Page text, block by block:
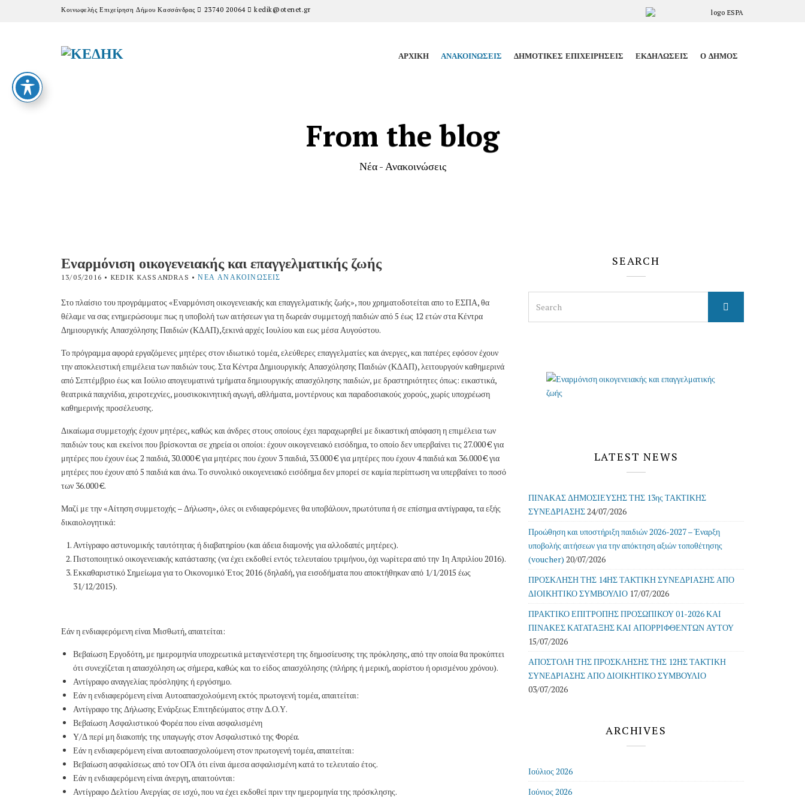
Κοινωφελής Επιχείρηση Δήμου Κασσάνδρας 23740 20064 kedik@otenet.gr
ΑΡΧΙΚΉ ΑΝΑΚΟΙΝΏΣΕΙΣ ΔΗΜΟΤΙΚΈΣ ΕΠΙΧΕΙΡΉΣΕΙΣ ΕΚΔΗΛΏΣΕΙΣ Ο ΔΉΜΟΣ
From the blog
Νέα - Ανακοινώσεις
Εναρμόνιση οικογενειακής και επαγγελματικής ζωής
13/05/2016 • KEDIK KASSANDRAS •ΝΈΑ ΑΝΑΚΟΙΝΏΣΕΙΣ
Στο πλαίσιο του προγράμματος «Εναρμόνιση οικογενειακής και επαγγελματικής ζωής», που χρηματοδοτείται απο το ΕΣΠΑ, θα
θέλαμε να σας ενημερώσουμε πως η υποβολή των αιτήσεων για τη δωρεάν συμμετοχή παιδιών από 5 έως 12 ετών στα Κέντρα
Δημιουργικής Απασχόλησης Παιδιών (ΚΔΑΠ),ξεκινά αρχές Ιουλίου και εως μέσα Αυγούστου.
Το πρόγραμμα αφορά εργαζόμενες μητέρες στον ιδιωτικό τομέα, ελεύθερες επαγγελματίες και άνεργες, και πατέρες εφόσον έχουν
την αποκλειστική επιμέλεια των παιδιών τους. Στα Κέντρα Δημιουργικής Απασχόλησης Παιδιών (ΚΔΑΠ), λειτουργούν καθημερινά
από Σεπτέμβριο έως και Ιούλιο απογευματινά τμήματα δημιουργικής απασχόλησης παιδιών, με δραστηριότητες όπως: εικαστικά,
θεατρικά παιχνίδια, χειροτεχνίες, μουσικοκινητική αγωγή, αθλήματα, μοντέρνους και παραδοσιακούς χορούς, χωρίς υποχρέωση
καθημερινής προσέλευσης.
Δικαίωμα συμμετοχής έχουν μητέρες, καθώς και άνδρες στους οποίους έχει παραχωρηθεί με δικαστική απόφαση η επιμέλεια των
παιδιών τους και εκείνοι που βρίσκονται σε χηρεία οι οποίοι: έχουν οικογενειακό εισόδημα, το οποίο δεν υπερβαίνει τις 27.000 € για
μητέρες που έχουν έως 2 παιδιά, 30.000 € για μητέρες που έχουν 3 παιδιά, 33.000 € για μητέρες που έχουν 4 παιδιά και 36.000 € για
μητέρες που έχουν από 5 παιδιά και άνω. Το συνολικό οικογενειακό εισόδημα δεν μπορεί σε καμία περίπτωση να υπερβαίνει το ποσό
των 36.000 €.
Μαζί με την «Αίτηση συμμετοχής – Δήλωση», όλες οι ενδιαφερόμενες θα υποβάλουν, πρωτότυπα ή σε επίσημα αντίγραφα, τα εξής
δικαιολογητικά:
Αντίγραφο αστυνομικής ταυτότητας ή διαβατηρίου (και άδεια διαμονής για αλλοδαπές μητέρες).
Πιστοποιητικό οικογενειακής κατάστασης (να έχει εκδοθεί εντός τελευταίου τριμήνου, όχι νωρίτερα από την 1η Απριλίου 2016).
Εκκαθαριστικό Σημείωμα για το Οικονομικό Έτος 2016 (δηλαδή, για εισοδήματα που αποκτήθηκαν από 1/1/2015 έως
31/12/2015).
Εάν η ενδιαφερόμενη είναι Μισθωτή, απαιτείται:
Βεβαίωση Εργοδότη, με ημερομηνία υποχρεωτικά μεταγενέστερη της δημοσίευσης της πρόκλησης, από την οποία θα προκύπτει
ότι συνεχίζεται η απασχόληση ως σήμερα, καθώς και το είδος απασχόλησης (πλήρης ή μερική, αορίστου ή ορισμένου χρόνου).
Αντίγραφο αναγγελίας πρόσληψης ή εργόσημο.
Εάν η ενδιαφερόμενη είναι Αυτοαπασχολούμενη εκτός πρωτογενή τομέα, απαιτείται:
Αντίγραφο της Δήλωσης Ενάρξεως Επιτηδεύματος στην Δ.Ο.Υ.
Βεβαίωση Ασφαλιστικού Φορέα που είναι ασφαλισμένη
Υ/Δ περί μη διακοπής της υπαγωγής στον Ασφαλιστικό της Φορέα.
Εάν η ενδιαφερόμενη είναι αυτοαπασχολούμενη στον πρωτογενή τομέα, απαιτείται:
Βεβαίωση ασφαλίσεως από τον ΟΓΑ ότι είναι άμεσα ασφαλισμένη κατά το τελευταίο έτος.
Εάν η ενδιαφερόμενη είναι άνεργη, απαιτούνται:
Αντίγραφο Δελτίου Ανεργίας σε ισχύ, που να έχει εκδοθεί πριν την ημερομηνία της πρόσκλησης.
SEARCH
for:
LATEST NEWS
ΠΙΝΑΚΑΣ ΔΗΜΟΣΙΕΥΣΗΣ ΤΗΣ 13ης ΤΑΚΤΙΚΗΣ
ΣΥΝΕΔΡΙΑΣΗΣ24/07/2026
Προώθηση και υποστήριξη παιδιών 2026-2027 – Έναρξη
υποβολής αιτήσεων για την απόκτηση αξιών τοποθέτησης
(voucher) 20/07/2026
ΠΡΟΣΚΛΗΣΗ ΤΗΣ 14ΗΣ ΤΑΚΤΙΚΗ ΣΥΝΕΔΡΙΑΣΗΣ ΑΠΟ
ΔΙΟΙΚΗΤΙΚΟ ΣΥΜΒΟΥΛΙΟ 17/07/2026
ΠΡΑΚΤΙΚΟ ΕΠΙΤΡΟΠΗΣ ΠΡΟΣΩΠΙΚΟΥ 01-2026 ΚΑΙ
ΠΙΝΑΚΕΣ ΚΑΤΑΤΑΞΗΣ ΚΑΙ ΑΠΟΡΡΙΦΘΕΝΤΩΝ ΑΥΤΟΥ
15/07/2026
ΑΠΟΣΤΟΛΗ ΤΗΣ ΠΡΟΣΚΛΗΣΗΣ ΤΗΣ 12ΗΣ ΤΑΚΤΙΚΗ
ΣΥΝΕΔΡΙΑΣΗΣ ΑΠΟ ΔΙΟΙΚΗΤΙΚΟ ΣΥΜΒΟΥΛΙΟ
03/07/2026
ARCHIVES
Ιούλιος 2026
Ιούνιος 2026